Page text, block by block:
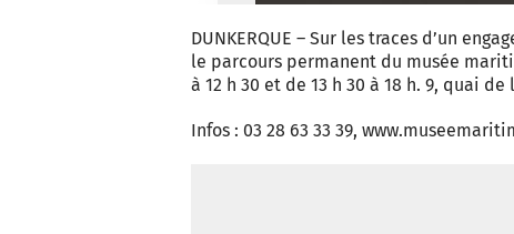
DUNKERQUE – Sur les traces d’un
le parcours permanent du musée
à 12 h 30 et de 13 h 30 à 18 h. 9, quai
Infos : 03 28 63 33 39,